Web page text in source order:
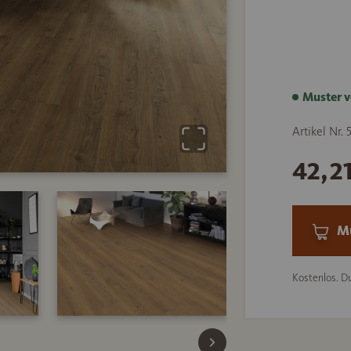
Muster
Artikel Nr.
Kostenlos.